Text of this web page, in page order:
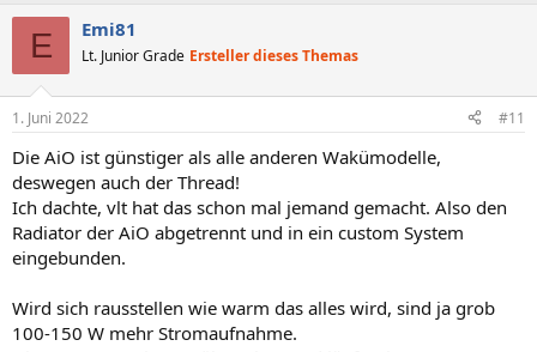
E Emi81
Lt. Junior Grade Ersteller dieses Themas
1. Juni 2022 #11
Die AiO ist günstiger als alle anderen Wakümodelle,
deswegen auch der Thread!
Ich dachte, vlt hat das schon mal jemand gemacht. Also den
Radiator der AiO abgetrennt und in ein custom System
eingebunden.
Wird sich rausstellen wie warm das alles wird, sind ja grob
100-150 W mehr Stromaufnahme.